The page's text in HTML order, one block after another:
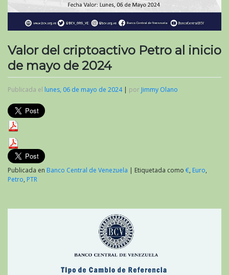
Valor del criptoactivo Petro al inicio
de mayo de 2024
Publicada el lunes, 06 de mayo de 2024| por Jimmy Olano
Publicada en Banco Central de Venezuela | Etiquetada como €, Euro,
Petro, PTR